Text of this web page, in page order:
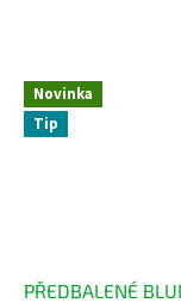
Novinka
Tip
PŘEDBALENÉ